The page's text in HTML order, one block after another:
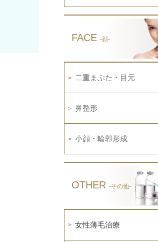
FACE -顔-
二重まぶた・目元
鼻整形
小顔・輪郭形成
OTHER -その他-
女性薄毛治療